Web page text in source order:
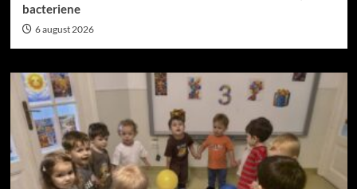
bacteriene
6 august 2026